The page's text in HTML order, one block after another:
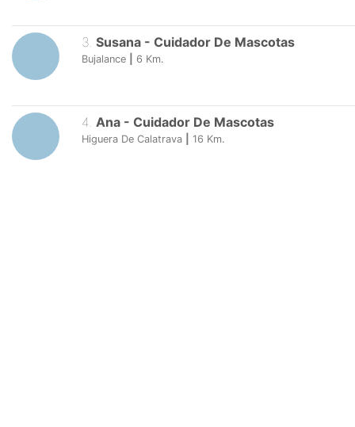
3. Susana - Cuidador De Mascotas
Bujalance 6 Km.
4. Ana - Cuidador De Mascotas
Higuera De Calatrava 16 Km.